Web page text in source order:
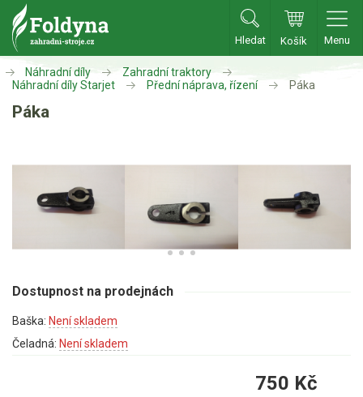
Hledat Košík Menu
Zahradní traktory
Zahradní traktory
Aku traktory
Příslušenství
Akumulátorové sekačky
Robotické sekačky
Bubnové sekačky
Náhradní díly
Zahradní traktory
Náhradní díly Starjet
Přední náprava, řízení Páka
Páka
Dostupnost na prodejnách
Baška: Není skladem
Čeladná: Není skladem
750 Kč